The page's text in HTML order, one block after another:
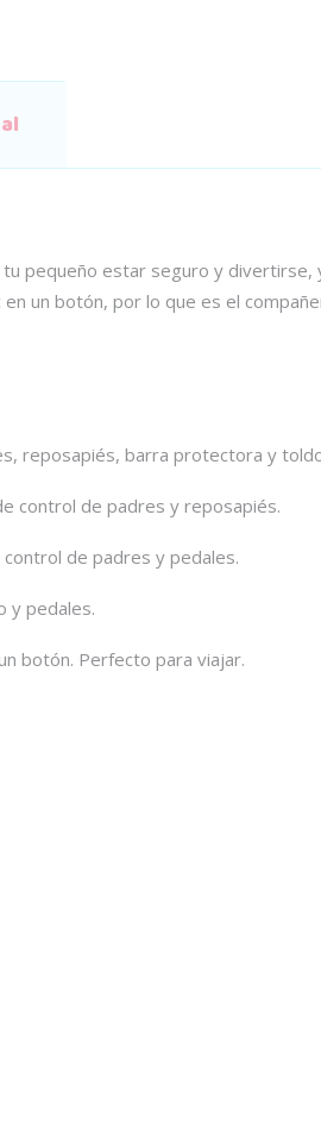
pequeño estar seguro y divertirse,
un botón, por lo que es el
reposapiés, barra protectora y
control de padres y reposapiés.
de padres y pedales.
y pedales.
botón. Perfecto para viajar.